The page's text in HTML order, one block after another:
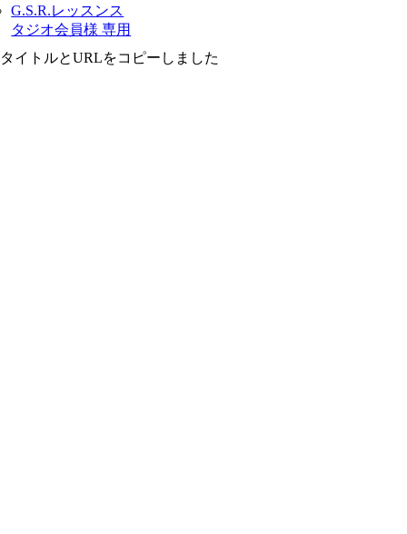
G.S.R.レッスンス
タジオ会員様 専用
タイトルとURLをコピーしました